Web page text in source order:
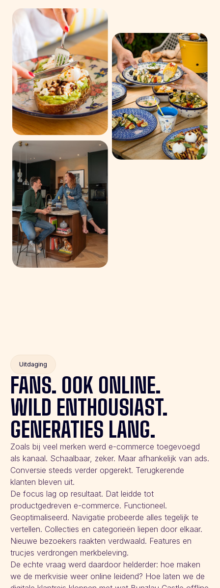
Uitdaging
FANS. OOK ONLINE.
WILD ENTHOUSIAST.
GENERATIES LANG.
Zoals bij veel merken werd e-commerce toegevoegd
als kanaal. Schaalbaar, zeker. Maar afhankelijk van ads.
Conversie steeds verder opgerekt. Terugkerende
klanten bleven uit.
De focus lag op resultaat. Dat leidde tot
productgedreven e-commerce. Functioneel.
Geoptimaliseerd. Navigatie probeerde alles tegelijk te
vertellen. Collecties en categorieën liepen door elkaar.
Nieuwe bezoekers raakten verdwaald. Features en
trucjes verdrongen merkbeleving.
De echte vraag werd daardoor helderder: hoe maken
we de merkvisie weer online leidend? Hoe laten we de